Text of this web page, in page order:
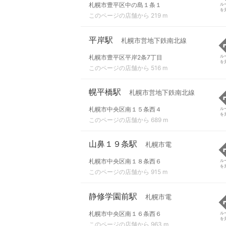
札幌市豊平区中の島１条１
このページの店舗から 219 m
ル
を
平岸駅 札幌市営地下鉄南北線
札幌市豊平区平岸2条7丁目
このページの店舗から 516 m
ル
を
幌平橋駅 札幌市営地下鉄南北線
札幌市中央区南１５条西４
このページの店舗から 689 m
ル
を
山鼻１９条駅 札幌市電
札幌市中央区南１８条西６
このページの店舗から 915 m
ル
を
静修学園前駅 札幌市電
札幌市中央区南１６条西６
このページの店舗から 963 m
ル
を